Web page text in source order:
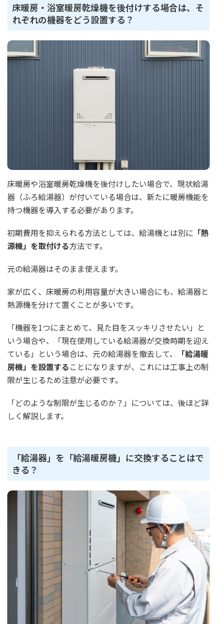
床暖房・浴室暖房乾燥機を後付けする場合は、そ
れぞれの機器をどう設置する？
床暖房や浴室暖房乾燥機を後付けしたい場合で、現状給湯
器（ふろ給湯器）が付いている場合は、新たに暖房機能を
持つ機器を導入する必要があります。
初期費用を抑えられる方法としては、給湯機とは別に 「熱
源機」を取付ける方法です。
元の給湯器はそのまま使えます。
家が広く、床暖房の利用容量が大きい場合にも、給湯器と
熱源機を分けて置くことが多いです。
「機器を1つにまとめて、見た目をスッキリさせたい」と
いう場合や、「現在使用している給湯器が交換時期を迎え
ている」という場合は、元の給湯器を撤去して、
「給湯暖
房機」を設置する ことになりますが、これには工事上の制
限が生じるため注意が必要です。
「どのような制限が生じるのか？」については、後ほど詳
しく解説します。
「給湯器」を「給湯暖房機」に交換することはで
きる？